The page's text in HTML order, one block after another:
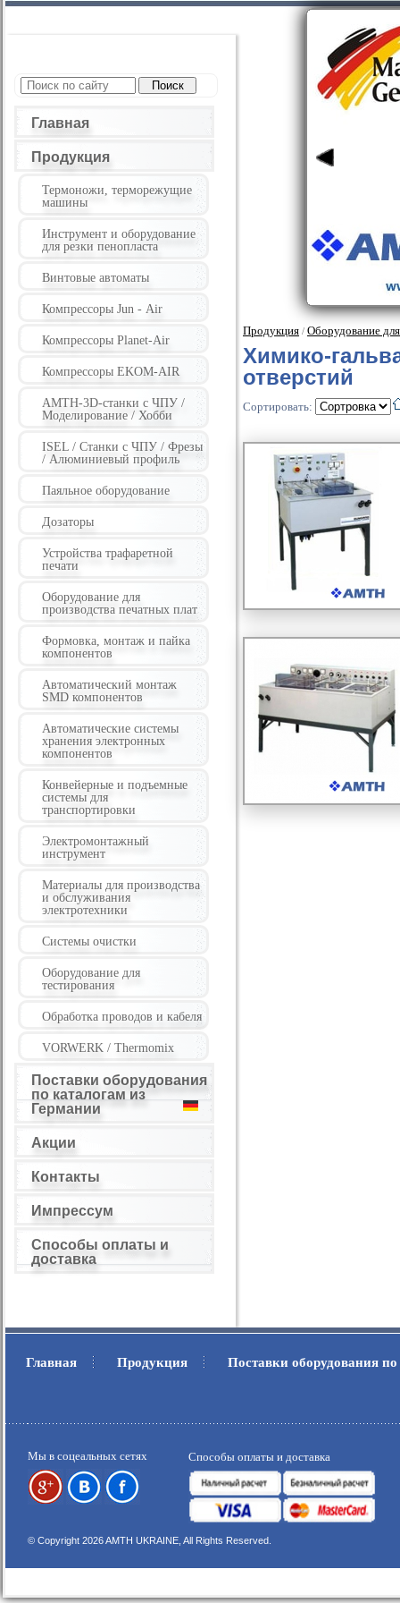
Главная
Продукция
Термоножи, терморежущие
машины
Инструмент и оборудование
для резки пенопласта
Винтовые автоматы
Компрессоры Jun - Air
Компрессоры Planet-Air
Компрессоры EKOM-AIR
AMTH-3D-станки с ЧПУ /
Моделирование / Хобби
ISEL / Станки с ЧПУ / Фрезы
/ Алюминиевый профиль
Паяльное оборудование
Дозаторы
Устройства трафаретной
печати
Оборудование для
производства печатных плат
Формовка, монтаж и пайка
компонентов
Автоматический монтаж
SMD компонентов
Автоматические системы
хранения электронных
компонентов
Конвейерные и подъемные
системы для
транспортировки
Электромонтажный
инструмент
Материалы для производства
и обслуживания
электротехники
Системы очистки
Оборудование для
тестирования
Обработка проводов и кабеля
VORWERK / Thermomix
Поставки оборудования
по каталогам из
Германии
Акции
Контакты
Импрессум
Способы оплаты и
доставка
Продукция / Оборудование
Химико-
отверстий
Сортировать:
Главная . Продукция . Поставки оборудования
Мы в соцеальных сетях Способы оплаты и доставка
© Copyright 2026 AMTH UKRAINE, All Rights Reserved.